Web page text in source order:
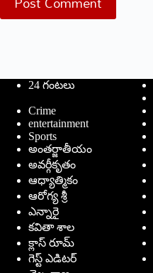
24 గంటలు
Crime
entertainment
Sports
అంతర్జాతీయం
అవర్గీకృతం
ఆధ్యాత్మికం
ఆరోగ్య శ్రీ
ఎన్నారై
కవితా శాల
క్లాస్ రూమ్
గెస్ట్ ఎడిటర్